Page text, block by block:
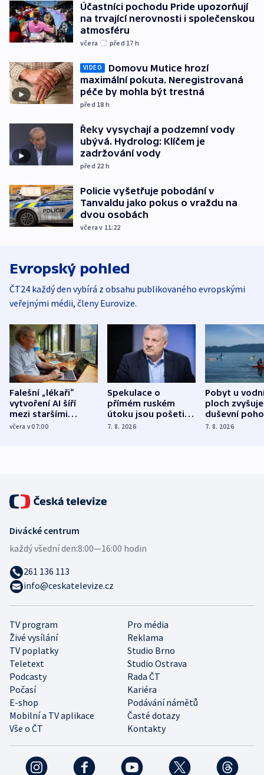
Účastníci pochodu Pride upozorňují
na trvající nerovnosti i společenskou
atmosféru
včera před 17 h
VIDEO
Domovu Mutice hrozí
maximální pokuta. Neregistrovaná
péče by mohla být trestná
před 18 h
Řeky vysychají a podzemní vody
ubývá. Hydrolog: Klíčem je
zadržování vody
před 22 h
Policie vyšetřuje pobodání v
Tanvaldu jako pokus o vraždu na
dvou osobách
včera v 11:22
Evropský pohled
ČT24 každý den vybírá z obsahu publikovaného evropskými
veřejnými médii, členy Eurovize.
Falešní „lékaři“
vytvoření AI šíří
mezi staršími
Poláky nebezpečné
včera v 07:00
Spekulace o
přímém ruském
útoku jsou pošetilé,
míní estonský
7. 8. 2026
Pobyt u
ploch zvyšuje
duševní
ukázala
7. 8. 2026
TV program
Pro média
Živé vysílání
Reklama
TV poplatky
Studio Brno
Teletext
Studio Ostrava
Podcasty
Rada ČT
Počasí
Kariéra
E-shop
Podávání námětů
Mobilní a TV aplikace
Časté dotazy
Vše o ČT
Kontakty
Divácké centrum
každý všední den:8:00—16:00 hodin
261 136 113
info@ceskatelevize.cz